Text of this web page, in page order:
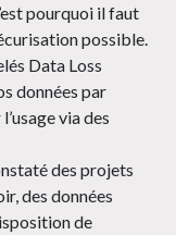
pourquoi il faut
possible.
Data Loss
données par
via des
des projets
des données
de